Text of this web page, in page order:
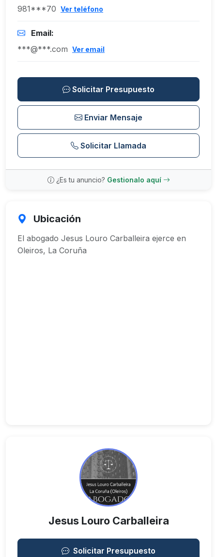
981***70 Ver teléfono
Email:
***@***.com Ver email
Solicitar Presupuesto
Enviar Mensaje
Solicitar Llamada
¿Es tu anuncio? Gestionalo aquí
Ubicación
El abogado Jesus Louro Carballeira ejerce en
Oleiros, La Coruña
Jesus Louro Carballeira
Solicitar Presupuesto